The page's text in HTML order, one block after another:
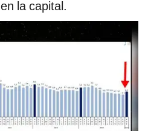
en la capital.